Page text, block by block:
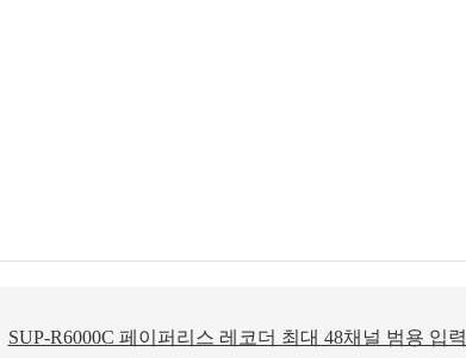
SUP-R6000C 페이퍼리스 레코더 최대 48채널 범용 입력